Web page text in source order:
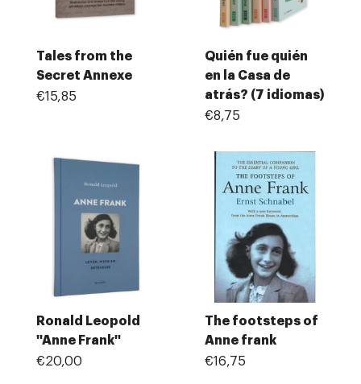
Tales from the
Secret Annexe
€15,85
Quién fue quién
en la Casa de
atrás? (7 idiomas)
€8,75
Ronald Leopold
''Anne Frank''
€20,00
The footsteps of
Anne frank
€16,75